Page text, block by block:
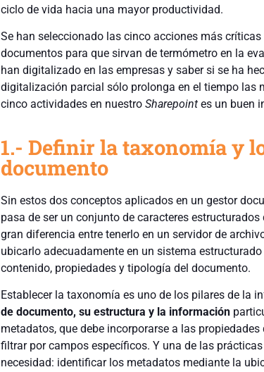
ciclo de vida hacia una mayor productividad.
Se han seleccionado las cinco acciones más
documentos para que sirvan de termómetro en la
han digitalizado en las empresas y saber si se ha
digitalización parcial sólo prolonga en el tiempo las
cinco actividades en nuestro Sharepoint es un buen
1.- Definir la taxonomía y
documento
Sin estos dos conceptos aplicados en un gestor
pasa de ser un conjunto de caracteres
gran diferencia entre tenerlo en un servidor de
ubicarlo adecuadamente en un sistema
contenido, propiedades y tipología del documento.
Establecer la taxonomía es uno de los pilares de la
de documento, su estructura y la información
metadatos, que debe incorporarse a las
filtrar por campos específicos. Y una de las
necesidad: identificar los metadatos mediante la